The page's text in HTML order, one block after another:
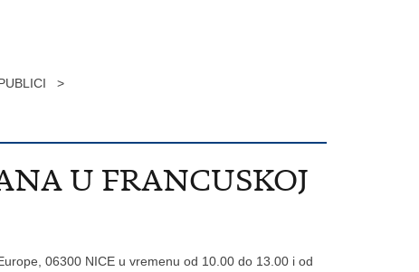
>
U FRANCUSKOJ
06300 NICE u vremenu od 10.00 do 13.00 i od